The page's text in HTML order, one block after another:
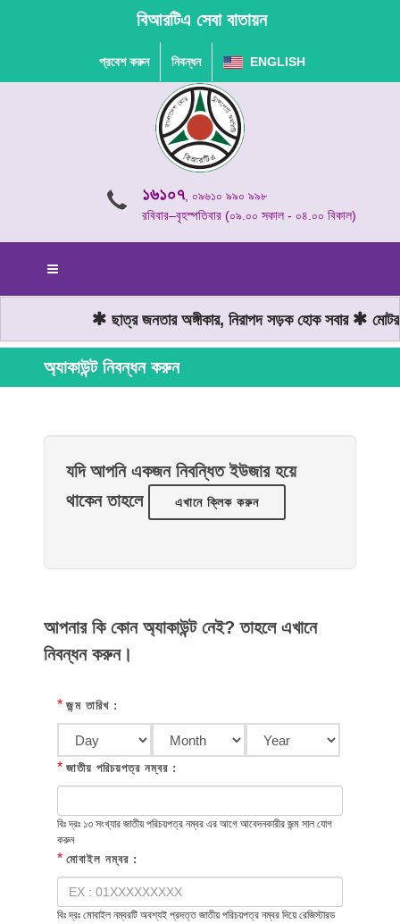
বিআরটিএ সেবা বাতায়ন
প্রবেশ করুন নিবন্ধন ENGLISH
১৬১০৭, ০৯৬১০ ৯৯০ ৯৯৮
রবিবার–বৃহস্পতিবার (০৯.০০ সকাল - ০৪.০০ বিকাল)
ছাত্র জনতার অঙ্গীকার, নিরাপদ সড়ক হোক সবার
অ্যাকাউন্ট নিবন্ধন করুন
যদি আপনি একজন নিবন্ধিত ইউজার হয়ে
থাকেন তাহলে
এখানে ক্লিক করুন
আপনার কি কোন অ্যাকাউন্ট নেই? তাহলে এখানে
নিবন্ধন করুন।
* জন্ম তারিখ :
* জাতীয় পরিচয়পত্র নম্বর :
বিঃ দ্রঃ ১৩ সংখ্যার জাতীয় পরিচয়পত্র নম্বর এর আগে আবেদনকারীর জন্ম সাল যোগ
করুন
* মোবাইল নম্বর :
বিঃ দ্রঃ মোবাইল নম্বরটি অবশ্যই প্রদত্ত জাতীয় পরিচয়পত্র নম্বর দিয়ে রেজিস্টারড